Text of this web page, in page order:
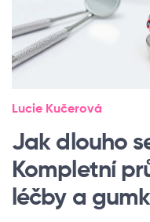
Lucie Kučerová
Jak dlouho
Kompletní
léčby a